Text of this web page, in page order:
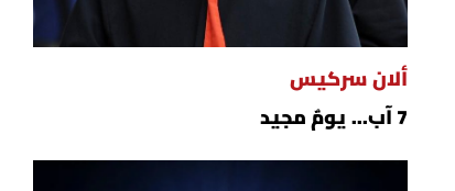
ألان سركيس
7 آب... يومٌ مجيد